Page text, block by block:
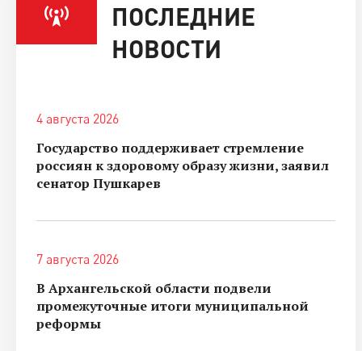
ПОСЛЕДНИЕ
НОВОСТИ
4 августа 2026
Государство поддерживает стремление
россиян к здоровому образу жизни, заявил
сенатор Пушкарев
7 августа 2026
В Архангельской области подвели
промежуточные итоги муниципальной
реформы